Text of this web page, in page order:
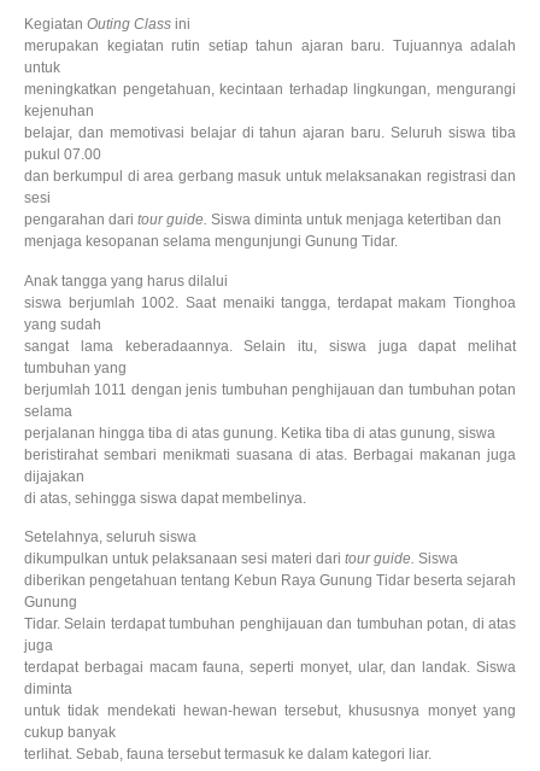
Kegiatan Outing Class ini
merupakan kegiatan rutin setiap tahun ajaran baru. Tujuannya adalah
untuk
meningkatkan pengetahuan, kecintaan terhadap lingkungan, mengurangi
kejenuhan
belajar, dan memotivasi belajar di tahun ajaran baru. Seluruh siswa tiba
pukul 07.00
dan berkumpul di area gerbang masuk untuk melaksanakan registrasi dan
sesi
pengarahan dari tour guide. Siswa diminta untuk menjaga ketertiban dan
menjaga kesopanan selama mengunjungi Gunung Tidar.
Anak tangga yang harus dilalui
siswa berjumlah 1002. Saat menaiki tangga, terdapat makam Tionghoa
yang sudah
sangat lama keberadaannya. Selain itu, siswa juga dapat melihat
tumbuhan yang
berjumlah 1011 dengan jenis tumbuhan penghijauan dan tumbuhan potan
selama
perjalanan hingga tiba di atas gunung. Ketika tiba di atas gunung, siswa
beristirahat sembari menikmati suasana di atas. Berbagai makanan juga
dijajakan
di atas, sehingga siswa dapat membelinya.
Setelahnya, seluruh siswa
dikumpulkan untuk pelaksanaan sesi materi dari tour guide. Siswa
diberikan pengetahuan tentang Kebun Raya Gunung Tidar beserta sejarah
Gunung
Tidar. Selain terdapat tumbuhan penghijauan dan tumbuhan potan, di atas
juga
terdapat berbagai macam fauna, seperti monyet, ular, dan landak. Siswa
diminta
untuk tidak mendekati hewan-hewan tersebut, khususnya monyet yang
cukup banyak
terlihat. Sebab, fauna tersebut termasuk ke dalam kategori liar.